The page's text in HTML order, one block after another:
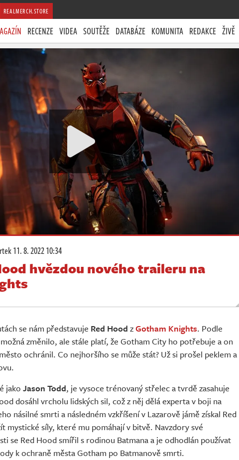
REALMERCH.STORE
RECENZE VIDEA SOUTĚŽE DATABÁZE KOMUNITA REDAKCE ŽIVĚ
11. 8. 2022 10:34
hvězdou nového traileru na
se nám představuje Red Hood zGotham Knights. Podle
změnilo, ale stále platí, že Gotham City ho potřebuje a on
ochránil. Co nejhoršího se může stát? Už si prošel peklem a
jakoJason Todd, je vysoce trénovaný střelec a tvrdě zasahuje
dosáhl vrcholu lidských sil, což z něj dělá experta v boji na
násilné smrti a následném vzkříšení v Lazarově jámě získal Red
mystické síly, které mu pomáhají v bitvě. Navzdory své
se Red Hood smířil s rodinou Batmana a je odhodlán používat
k ochraně města Gotham po Batmanově smrti.